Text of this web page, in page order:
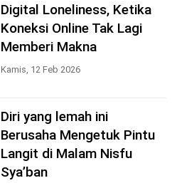
Digital Loneliness, Ketika
Koneksi Online Tak Lagi
Memberi Makna
Kamis, 12 Feb 2026
Diri yang lemah ini
Berusaha ​Mengetuk Pintu
Langit di Malam Nisfu
Sya’ban